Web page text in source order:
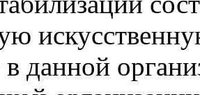
данной